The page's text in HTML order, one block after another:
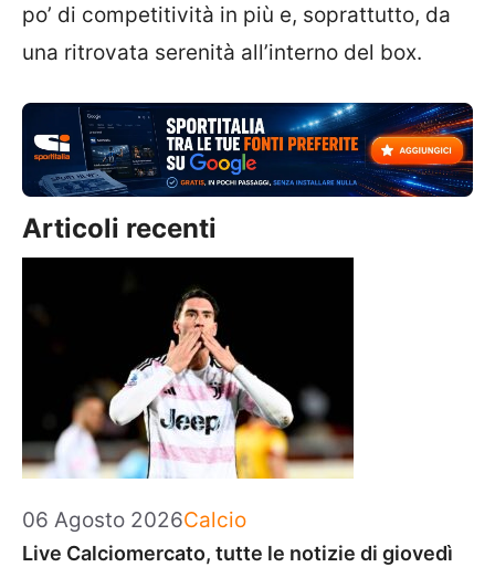
po’ di competitività in più e, soprattutto, da
una ritrovata serenità all’interno del box.
Articoli recenti
06 Agosto 2026Categorie
Calcio
Live Calciomercato, tutte le notizie di giovedì